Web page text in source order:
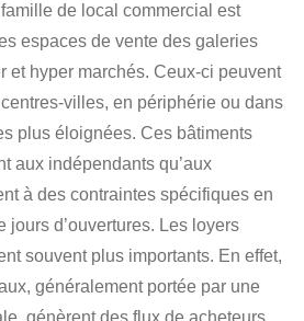
de local commercial est
espaces de vente des galeries
et hyper marchés. Ceux-ci peuvent
villes, en périphérie ou dans
plus éloignées. Ces bâtiments
aux indépendants qu’aux
à des contraintes spécifiques en
jours d’ouvertures. Les loyers
souvent plus importants. En effet,
généralement portée par une